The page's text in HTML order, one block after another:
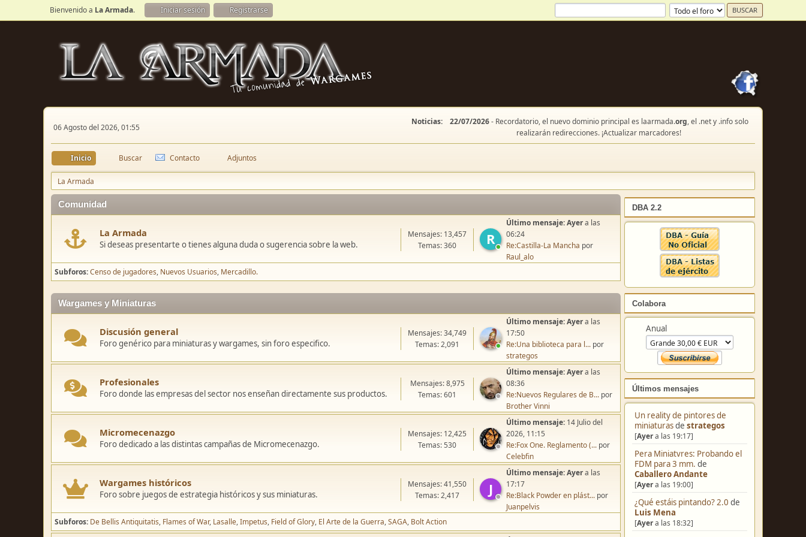
Bienvenido a La Armada. Iniciar sesión Registrarse
06 Agosto del 2026, 01:55
Noticias: 22/07/2026- Recordatorio, el nuevo dominio principal es laarmada.org, el .net y .info solo
realizarán redirecciones. ¡Actualizar marcadores!
Inicio Buscar Contacto Adjuntos
La Armada
DBA 2.2
Colabora
Anual
Últimos mensajes
Un reality de pintores de
miniaturasde strategos
[Ayera las 19:17]
Pera Miniatvres: Probando el
FDM para 3 mm. de
Caballero Andante
[Ayera las 19:00]
¿Qué estáis pintando? 2.0 de
Luis Mena
[Ayera las 18:32]
Comunidad
R
La Armada
Si deseas presentarte o tienes alguna duda o sugerencia sobre la web.
Mensajes: 13,457
Temas: 360
Último mensaje:Ayera las
06:24
Re:Castilla-La Mancha por
Raul_alo
Subforos Censo de jugadores Nuevos Usuarios Mercadillo.
Wargames y Miniaturas
Discusión general
Foro genérico para miniaturas y wargames, sin foro especifico.
Mensajes: 34,749
Temas: 2,091
Último mensaje:Ayera las
17:50
Re:Una biblioteca para l... por
strategos
Profesionales
Foro donde las empresas del sector nos enseñan directamente sus productos.
Mensajes: 8,975
Temas: 601
Último mensaje:Ayera las
08:36
Re:Nuevos Regulares de B... por
Brother Vinni
Micromecenazgo
Foro dedicado a las distintas campañas de Micromecenazgo.
Mensajes: 12,425
Temas: 530
Último mensaje: 14 Julio del
2026, 11:15
Re:Fox One. Reglamento (... por
Celebfin
J
Wargames históricos
Foro sobre juegos de estrategia históricos y sus miniaturas.
Mensajes: 41,550
Temas: 2,417
Último mensaje:Ayera las
17:17
Re:Black Powder en plást... por
Juanpelvis
Subforos De Bellis Antiquitatis Flames of War Lasalle Impetus Field of Glory El Arte de la Guerra SAGA Bolt Action